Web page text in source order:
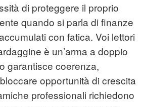
di proteggere il proprio
quando si parla di finanze
con fatica. Voi lettori
è un’arma a doppio
garantisce coerenza,
opportunità di crescita
professionali richiedono